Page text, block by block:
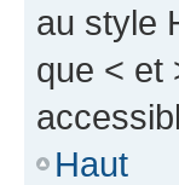
au style
que < et
Haut